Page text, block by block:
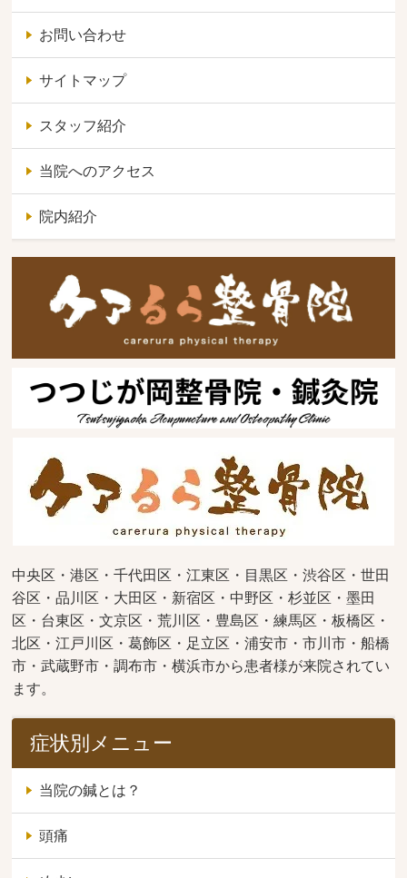
お問い合わせ
サイトマップ
スタッフ紹介
当院へのアクセス
院内紹介
中央区・港区・千代田区・江東区・目黒区・渋谷区・世田
谷区・品川区・大田区・新宿区・中野区・杉並区・墨田
区・台東区・文京区・荒川区・豊島区・練馬区・板橋区・
北区・江戸川区・葛飾区・足立区・浦安市・市川市・船橋
市・武蔵野市・調布市・横浜市から患者様が来院されてい
ます。
症状別メニュー
当院の鍼とは？
頭痛